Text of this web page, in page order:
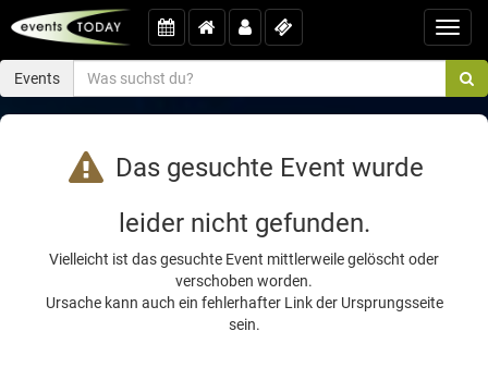
Events
Das gesuchte Event wurde
leider nicht gefunden.
Vielleicht ist das gesuchte Event mittlerweile gelöscht oder
verschoben worden.
Ursache kann auch ein fehlerhafter Link der Ursprungsseite
sein.